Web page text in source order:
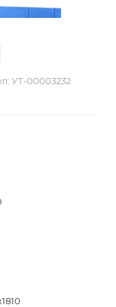
УТ-00003232